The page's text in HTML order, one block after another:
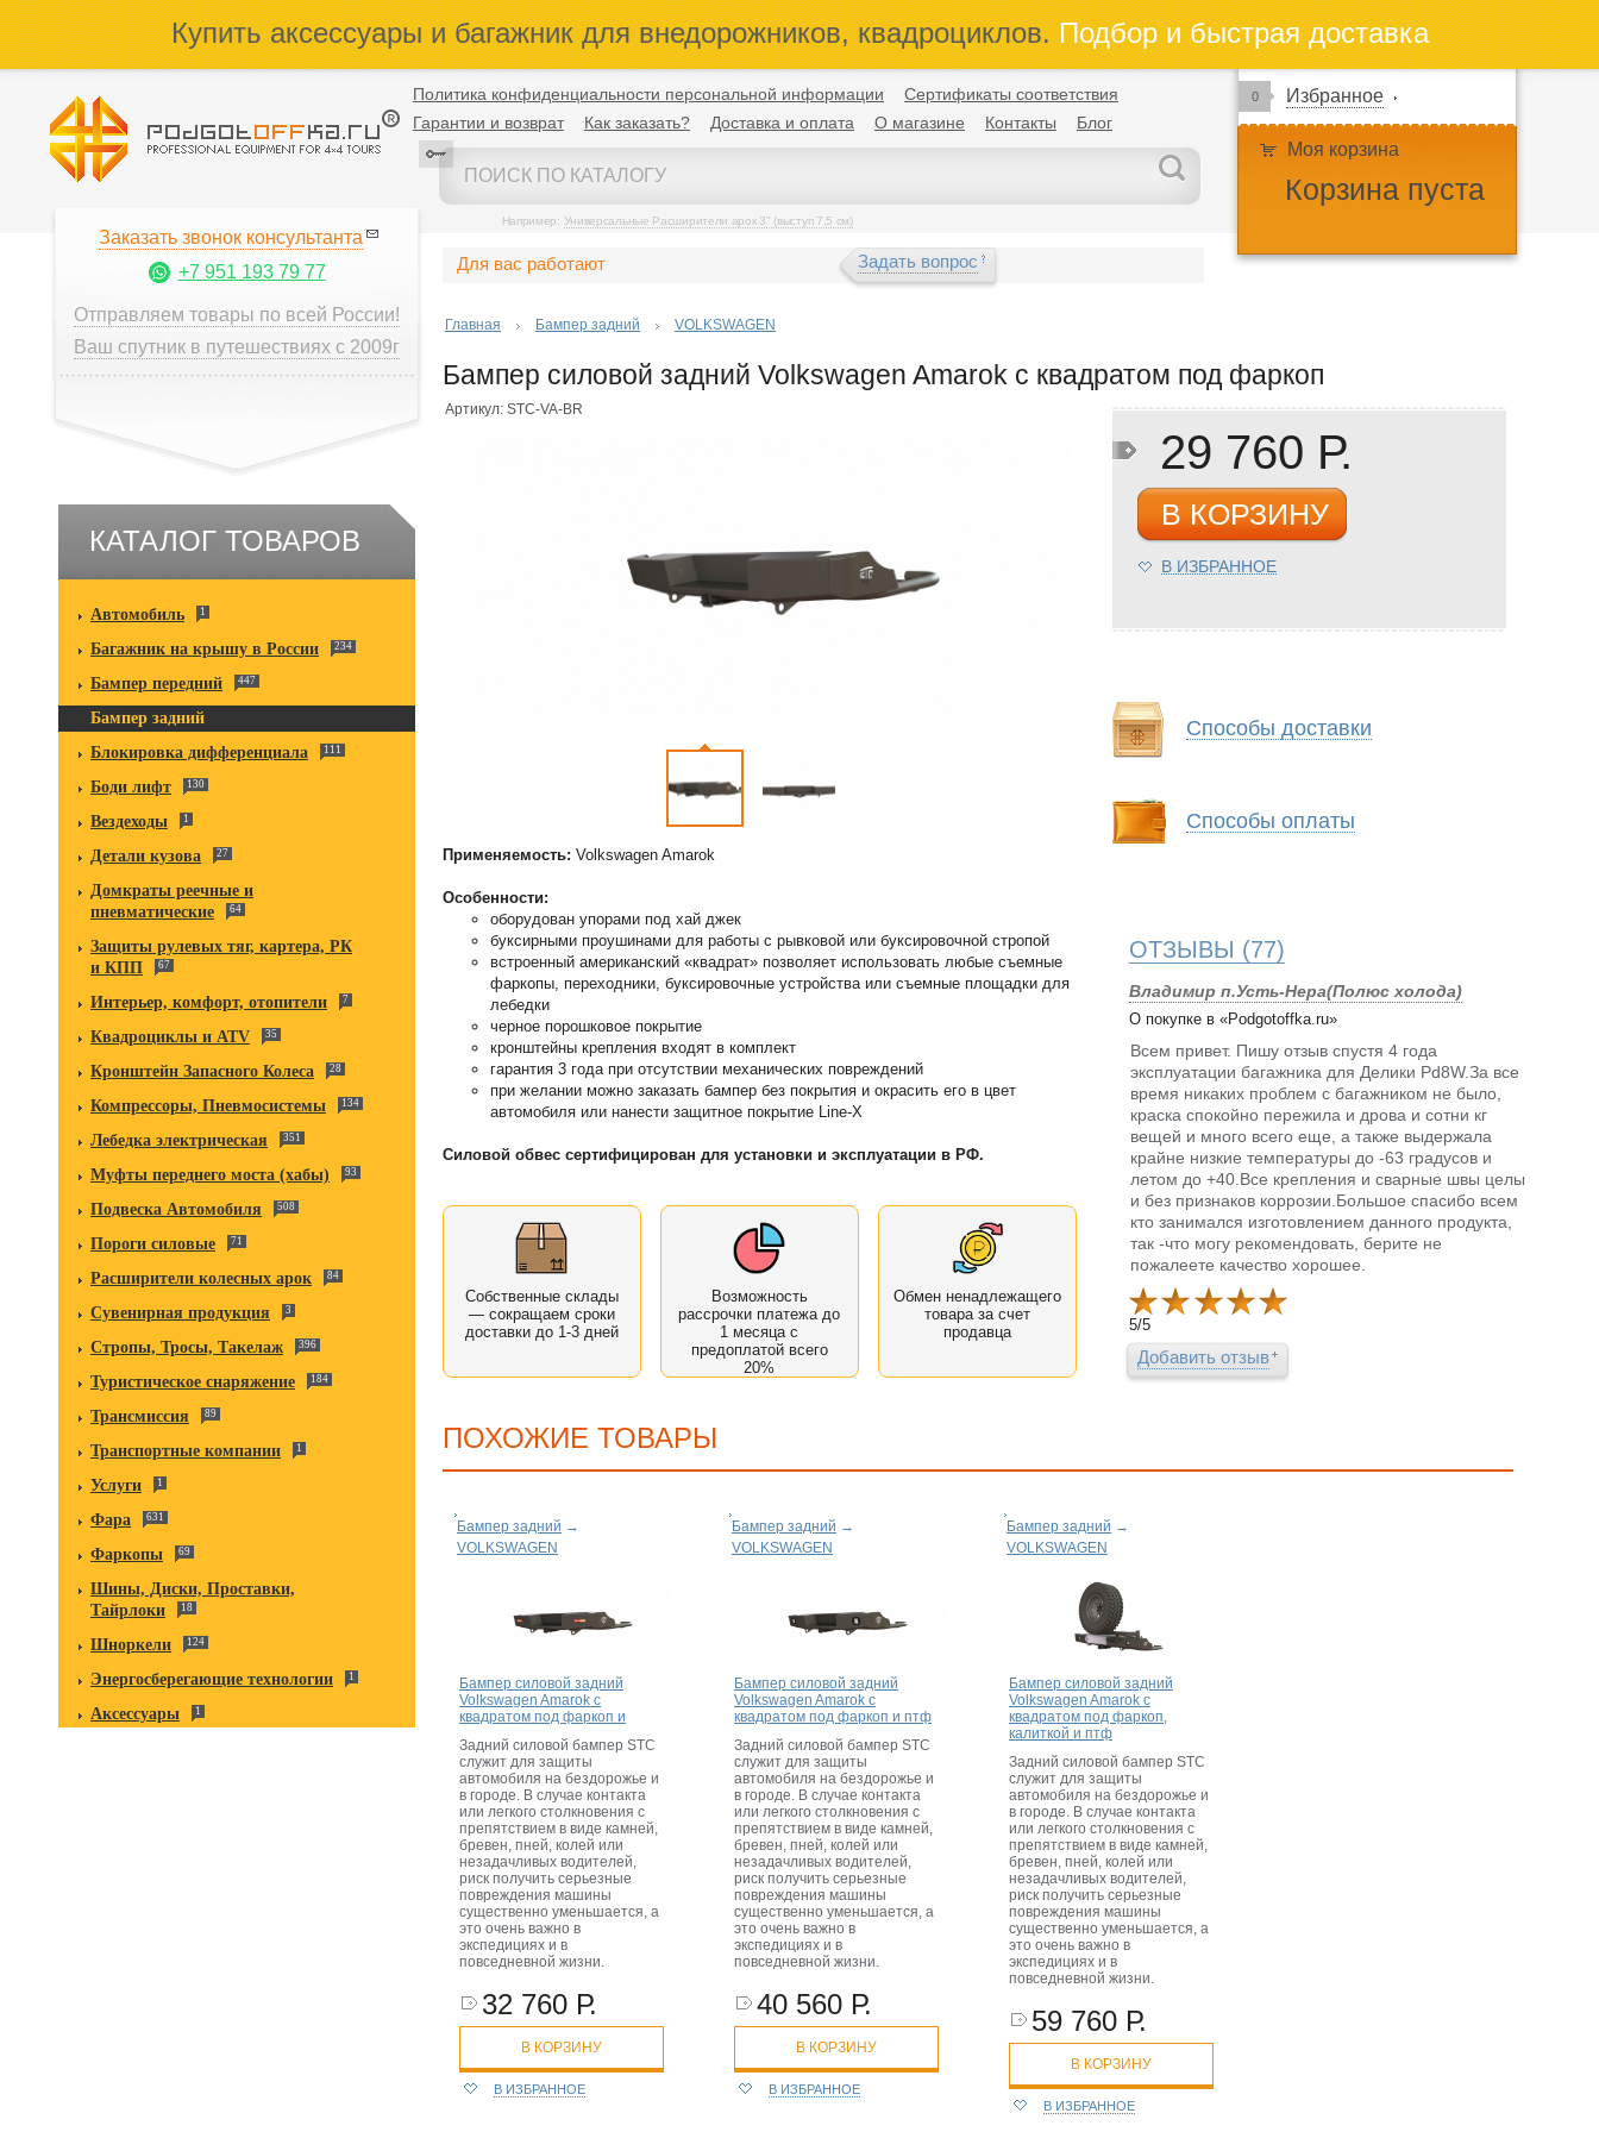
Купить аксессуары и багажник для внедорожников, квадроциклов.Подбор и быстрая доставка
Политика конфиденциальности персональной информации
Сертификаты соответствия
Гарантии и возврат
Как заказать? Доставка и оплата О магазине Контакты Блог
Например: Универсальные Расширители арок 3" (выступ 7,5 см)
0 Избранное
Моя корзина
Корзина пуста
Заказать звонок консультанта
+7 951 193 79 77
Отправляем товары по всей России!
Ваш спутник в путешествиях с 2009г
КАТАЛОГ ТОВАРОВ
Автомобиль 1
Багажник на крышу в России 234
Бампер передний 447
Бампер задний
Блокировка дифференциала
111
Боди лифт 130
Вездеходы 1
Детали кузова 27
Домкраты реечные и
пневматические
64
Защиты рулевых тяг, картера, РК
и КПП
67
Интерьер, комфорт, отопители 7
Квадроциклы и ATV 35
Кронштейн Запасного Колеса 28
Компрессоры, Пневмосистемы 134
Лебедка электрическая 351
Муфты переднего моста (хабы) 93
Подвеска Автомобиля 508
Пороги силовые 71
Расширители колесных арок 84
Сувенирная продукция 3
Стропы, Тросы, Такелаж 396
Туристическое снаряжение 184
Трансмиссия 89
Транспортные компании 1
Услуги 1
Фара 631
Фаркопы 69
Шины, Диски, Проставки,
Тайрлоки
18
Шноркели 124
Энергосберегающие технологии 1
Аксессуары 1
Для вас работают Задать вопрос
Главная Бампер задний VOLKSWAGEN
Бампер силовой задний Volkswagen Amarok с квадратом под фаркоп
Артикул: STC-VA-BR
Применяемость: Volkswagen Amarok
Особенности:
оборудован упорами под хай джек
буксирными проушинами для работы с рывковой или буксировочной стропой
встроенный американский «квадрат» позволяет использовать любые съемные
фаркопы, переходники, буксировочные устройства или съемные площадки для
лебедки
черное порошковое покрытие
кронштейны крепления входят в комплект
гарантия 3 года при отсутствии механических повреждений
при желании можно заказать бампер без покрытия и окрасить его в цвет
автомобиля или нанести защитное покрытие Line-X
Силовой обвес сертифицирован для установки и эксплуатации в РФ.
Собственные склады
— сокращаем сроки
доставки до 1-3 дней
Возможность
рассрочки платежа до
1 месяца с
предоплатой всего
20%
Обмен ненадлежащего
товара за счет
продавца
29 760 Р.
В КОРЗИНУ
В ИЗБРАННОЕ
Способы доставки
Способы оплаты
ОТЗЫВЫ (77)
Владимир п.Усть-Нера(Полюс холода)
О покупке в «Podgotoffka.ru»
Всем привет. Пишу отзыв спустя 4 года
эксплуатации багажника для Делики Pd8W.За все
время никаких проблем с багажником не было,
краска спокойно пережила и дрова и сотни кг
вещей и много всего еще, а также выдержала
крайне низкие температуры до -63 градусов и
летом до +40.Все крепления и сварные швы целы
и без признаков коррозии.Большое спасибо всем
кто занимался изготовлением данного продукта,
так -что могу рекомендовать, берите не
пожалеете качество хорошее.
5/5
Добавить отзыв
ПОХОЖИЕ ТОВАРЫ
Бампер задний →
VOLKSWAGEN
Бампер силовой задний
Volkswagen Amarok с
квадратом под фаркоп и
Задний силовой бампер STC
служит для защиты
автомобиля на бездорожье и
в городе. В случае контакта
или легкого столкновения с
препятствием в виде камней,
бревен, пней, колей или
незадачливых водителей,
риск получить серьезные
повреждения машины
существенно уменьшается, а
это очень важно в
экспедициях и в
повседневной жизни.
32 760 Р.
В КОРЗИНУ
В ИЗБРАННОЕ
Бампер задний →
VOLKSWAGEN
Бампер силовой задний
Volkswagen Amarok с
квадратом под фаркоп и птф
Задний силовой бампер STC
служит для защиты
автомобиля на бездорожье и
в городе. В случае контакта
или легкого столкновения с
препятствием в виде камней,
бревен, пней, колей или
незадачливых водителей,
риск получить серьезные
повреждения машины
существенно уменьшается, а
это очень важно в
экспедициях и в
повседневной жизни.
40 560 Р.
В КОРЗИНУ
В ИЗБРАННОЕ
Бампер задний →
VOLKSWAGEN
Бампер силовой задний
Volkswagen Amarok с
квадратом под фаркоп,
калиткой и птф
Задний силовой бампер STC
служит для защиты
автомобиля на бездорожье и
в городе. В случае контакта
или легкого столкновения с
препятствием в виде камней,
бревен, пней, колей или
незадачливых водителей,
риск получить серьезные
повреждения машины
существенно уменьшается, а
это очень важно в
экспедициях и в
повседневной жизни.
59 760 Р.
В КОРЗИНУ
В ИЗБРАННОЕ